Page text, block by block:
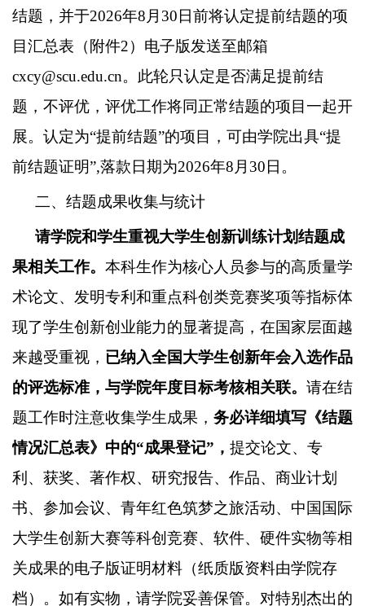
结题，并于2026年8 月 30日前将认定提前结题的项
目汇总表（附件2）电子版发送至邮箱
cxcy@scu.edu.cn。此轮只认定是否满足提前结
题，不评优，评优工作将同正常结题的项目一起开
展。认定为“提前结题”的项目，可由学院出具“提
前结题证明”,落款日期为2026年8 月 30日。
二、结题成果收集与统计
请学院和学生重视大学生创新训练计划结题成
果相关工作。 本科生作为核心人员参与的高质量学
术论文、发明专利和重点科创类竞赛奖项等指标体
现了学生创新创业能力的显著提高，在国家层面越
来越受重视， 已纳入全国大学生创新年会入选作品
的评选标准，与学院年度目标考核相关联。 请在结
题工作时注意收集学生成果， 务必详细填写《结题
情况汇总表》中的“成果登记”， 提交论文、专
利、获奖、著作权、研究报告、作品、商业计划
书、参加会议、青年红色筑梦之旅活动、中国国际
大学生创新大赛等科创竞赛、软件、硬件实物等相
关成果的电子版证明材料（纸质版资料由学院存
档）。如有实物，请学院妥善保管。对特别杰出的